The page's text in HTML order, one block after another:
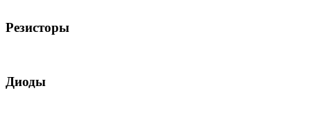
Резисторы
Диоды